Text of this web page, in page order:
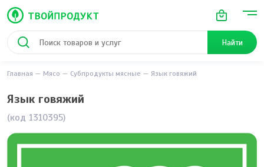
Найти
Главная Мясо Субпродукты мясные Язык говяжий
Язык говяжий
(код 1310395)